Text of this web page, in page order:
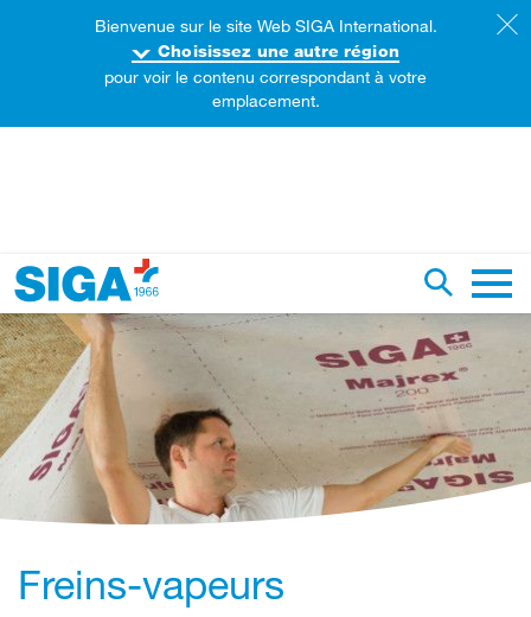
sur ce site web
Freins-vapeurs
Bienvenue sur le site Web SIGA International.
Choisissez une autre région
pour voir le contenu correspondant à votre
emplacement.